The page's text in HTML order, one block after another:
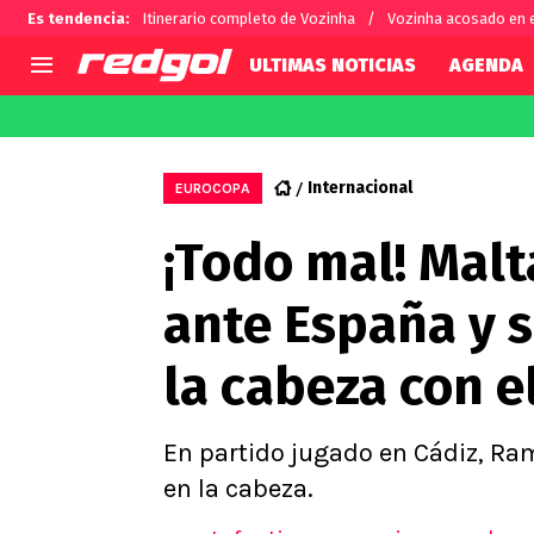
Es tendencia: Itinerario completo de Vozinha Vozinha acosado en
Selección Chilena
U de Chile
U Católica
Campeonato Nacional
Primera B
Segunda División
Copa Chile
Supercopa Chile
Campeonato Femenino
Alexis
Carlos
ULTIMAS NOTICIAS AGENDA
EUROCOPA Internacional
¡Todo mal!
ante España y
la cabeza con
En partido jugado en Cádiz,
en la cabeza.